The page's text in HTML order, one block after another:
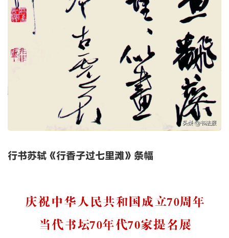
行书苏轼《行香子过七里滩》条幅